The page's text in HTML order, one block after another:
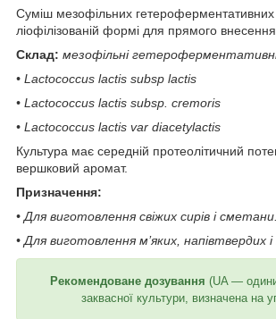
Суміш мезофільних гетероферментативних
ліофілізованій формі для прямого
Склад: мезофільні
• Lactococcus lactis subsp lactis
• Lactococcus lactis subsp. сremoris
• Lactococcus lactis var diacetylactis
Культура має середній протеолітичний
вершковий аромат.
Призначення:
• Для виготовлення свіжих сирів і сметани.
• Для виготовлення м’яких, напівтвердих і
Рекомендоване дозування (UA —
заквасної культури, визначена на